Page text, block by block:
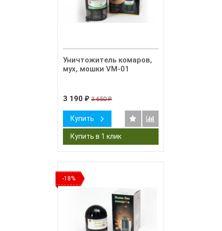
Уничтожитель комаров,
мух, мошки VM-01
3 190 ₽ 3 650₽
Купить
-18%